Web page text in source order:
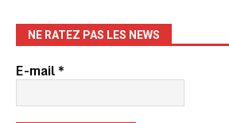
NE RATEZ PAS LES NEWS
E-mail*